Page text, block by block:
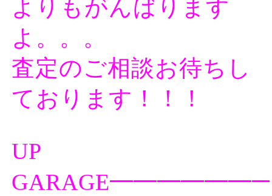
よりもがんばります
よ。。。
査定のご相談お待ちし
ております！！！
UP